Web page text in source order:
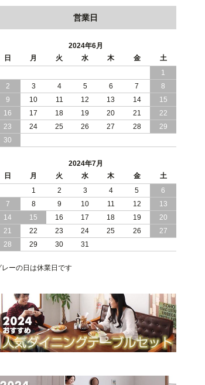
ド 組立設置 付き
日本製 収納 跳ね上げ式 リフトアップ
ベッド 縦開き ヘッドボード 組立設置サ
ービス付き
2024/04/23
すのこ の 床板 簡単 軽い コンパクトな
大容量 収納 跳ね上げ式 ベッド
2024/03/28
おすすめ クイーン キング ワイドキング
サイズ で 通気性ある すのこ仕様 大容
畳 仕様 で 敷き布団 が使える 引き出し
収納 付き 大容量 チェスト ベッド 日本
製 ヘッドボードなし
2024/02/23
畳 の 床面 で 敷き布団 で 寝られる 引き
出し 収納庫 付 大容量 チェスト ベッド
日本製
し 収納庫 付き チェスト ベッド 日本製
営業日
2024年6月
日
月 火 水 木 金
土
1
2
3 4 5 6 7
8
9
10 11 12 13 14
15
16
17 18 19 20 21
22
23
24 25 26 27 28
29
30
2024年7月
日
月 火 水 木 金
土
1
2 3 4 5
6
7
8 9 10 11 12
13
14
15 16 17 18 19
20
21
22 23 24 25 26
27
28
29 30 31
レーの日は休業日です